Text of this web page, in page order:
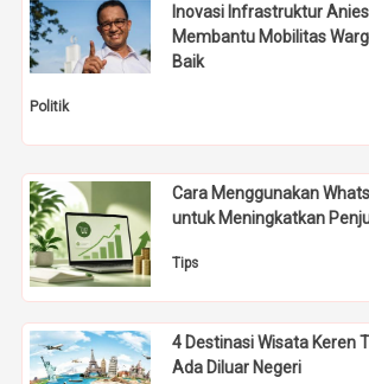
Inovasi Infrastruktur
Membantu Mobilitas
Baik
Politik
Cara Menggunakan
untuk Meningkatkan
Tips
4 Destinasi Wisata Keren
Ada Diluar Negeri